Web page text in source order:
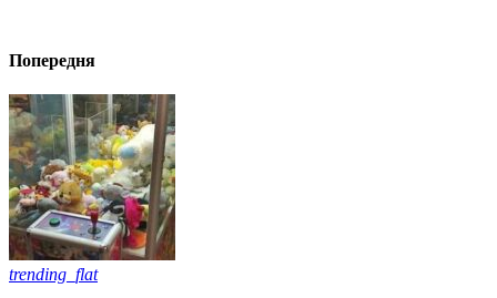
Попередня
trending_flat